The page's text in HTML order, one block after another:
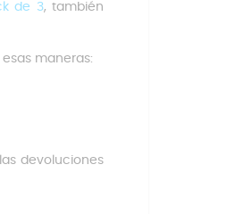
de 3, también
maneras:
devoluciones